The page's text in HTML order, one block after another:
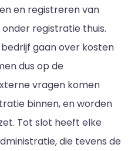
en registreren van
registratie thuis.
gaan over kosten
dus op de
vragen komen
binnen, en worden
Tot slot heeft elke
die tevens de